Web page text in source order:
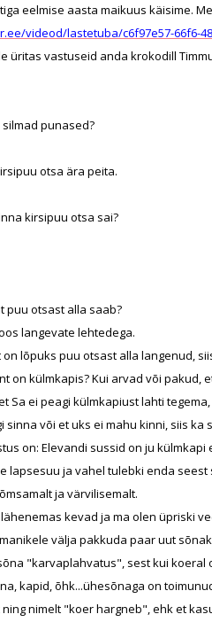
eelmise aasta maikuus käisime.
videod/lastetuba/c6f97e57-66f6-
üritas vastuseid anda krokodill
punased?
otsa ära peita.
kirsipuu otsa sai?
puu otsast alla saab?
langevate lehtedega.
on lõpuks puu otsast alla langenud,
on külmkapis? Kui arvad või
Sa ei peagi külmkapiust lahti
sinna või et uks ei mahu kinni, siis
on: Elevandi sussid on ju külmkapi
lapsesuu ja vahel tulebki enda
ja värvilisemalt.
kevad ja ma olen üpriski
välja pakkuda paar uut
"karvaplahvatus", sest kui koeral
kapid, õhk...ühesõnaga on
nimelt "koer hargneb", ehk et